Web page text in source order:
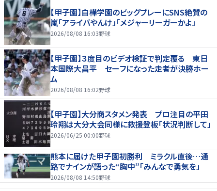
【甲子園】白樺学園のビッグプレーにSNS絶賛の
嵐「アライバやんけ」「メジャーリーガーかよ」
2026/08/08 16:03野球
【甲子園】３度目のビデオ検証で判定覆る 東日
本国際大昌平 セーフになった走者が決勝ホー
ム
2026/08/08 16:02野球
【甲子園】大分商スタメン発表 プロ注目の平田
玲翔は大分大会同様に救援登板「状況判断して」
2026/06/25 00:00野球
熊本に届けた甲子園初勝利 ミラクル直後…通
路でナインが語った“胸中”「みんなで勇気を」
2026/08/08 14:50野球